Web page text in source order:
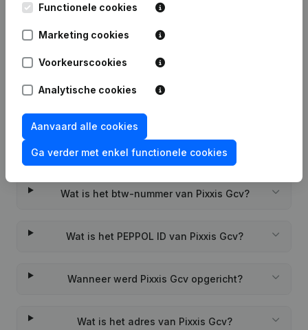
01-02-2013
Rechtspersoon, Opening Bijkantoor,
Veelgestelde vragen
Wat is het btw-nummer van Pixxis Gcv?
Wat is het PEPPOL ID van Pixxis Gcv?
Wanneer werd Pixxis Gcv opgericht?
Wat is het adres van Pixxis Gcv?
Functionele cookies
Marketing cookies
Voorkeurscookies
Analytische cookies
Aanvaard alle cookies
Ga verder met enkel functionele cookies